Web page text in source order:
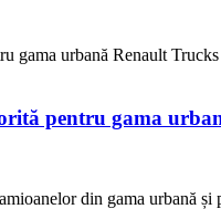
gama urbană Renault Trucks
pentru gama
din gama urbană